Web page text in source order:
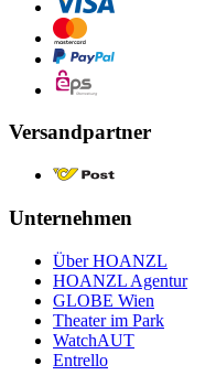
Versandpartner
Unternehmen
Über HOANZL
HOANZL Agentur
GLOBE Wien
Theater im Park
WatchAUT
Entrello